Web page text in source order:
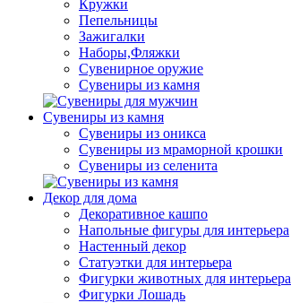
Кружки
Пепельницы
Зажигалки
Наборы,Фляжки
Сувенирное оружие
Сувениры из камня
Сувениры из камня
Сувениры из оникса
Сувениры из мраморной крошки
Сувениры из селенита
Декор для дома
Декоративное кашпо
Напольные фигуры для интерьера
Настенный декор
Статуэтки для интерьера
Фигурки животных для интерьера
Фигурки Лошадь